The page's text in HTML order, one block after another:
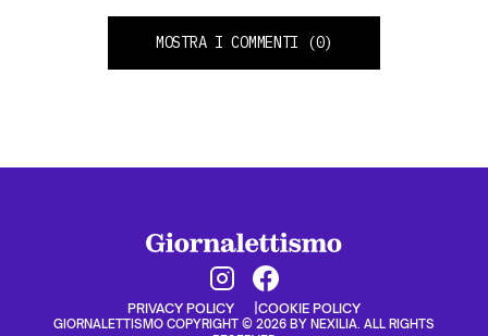
MOSTRA I COMMENTI (0)
PRIVACY POLICY COOKIE POLICY
GIORNALETTISMO COPYRIGHT © 2026 BY NEXILIA. ALL RIGHTS